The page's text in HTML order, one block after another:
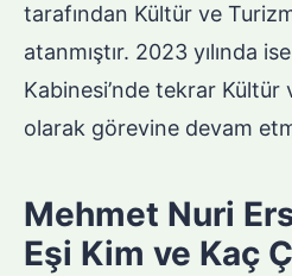
tarafından Kültür ve
atanmıştır. 2023 yılında
Kabinesi’nde tekrar Kültür
olarak görevine devam
Mehmet Nuri
Eşi Kim ve Kaç